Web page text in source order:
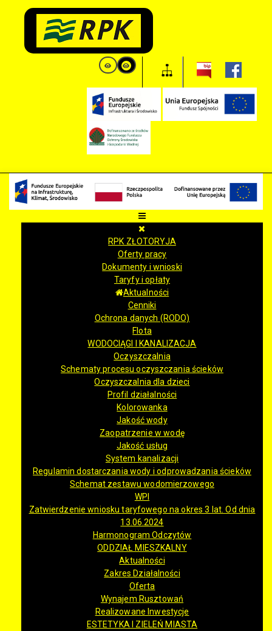
RPK ZŁOTORYJA
Oferty pracy
Dokumenty i wnioski
Taryfy i opłaty
Aktualności
Cenniki
Ochrona danych (RODO)
Flota
WODOCIĄGI I KANALIZACJA
Oczyszczalnia
Schematy procesu oczyszczania ścieków
Oczyszczalnia dla dzieci
Profil działalności
Kolorowanka
Jakość wody
Zaopatrzenie w wodę
Jakość usług
System kanalizacji
Regulamin dostarczania wody i odprowadzania ścieków
Schemat zestawu wodomierzowego
WPI
Zatwierdzenie wniosku taryfowego na okres 3 lat. Od dnia
13.06.2024
Harmonogram Odczytów
ODDZIAŁ MIESZKALNY
Aktualności
Zakres Działalności
Oferta
Wynajem Rusztowań
Realizowane Inwestycje
ESTETYKA I ZIELEŃ MIASTA